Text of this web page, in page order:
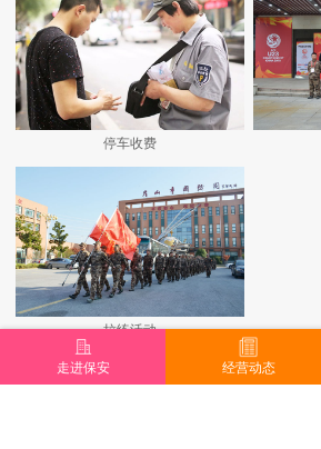
停车收费
拉练活动
查看更多+
走进保安 经营动态